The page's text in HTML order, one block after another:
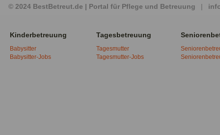
© 2024 BestBetreut.de | Portal für Pflege und Betreuung |
Kinderbetreuung
Babysitter
Babysitter-Jobs
Tagesbetreuung
Tagesmutter
Tagesmutter-Jobs